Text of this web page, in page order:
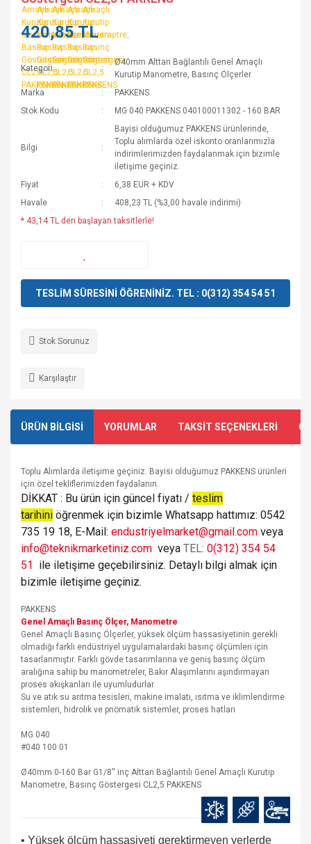
420,85 TL
Kategori
Ø40mm Alttan Bağlantılı Genel Amaçlı
Kurutip Manometre, Basınç Ölçerler
Marka
PAKKENS
Stok Kodu
MG 040 PAKKENS 040100011302 - 160 BAR
Bilgi
Bayisi olduğumuz PAKKENS ürünlerinde,
Toplu alımlarda özel iskonto oranlarımızla
indirimlerimizden faydalanmak için bizimle
iletişime geçiniz.
Fiyat
6,38 EUR + KDV
Havale
408,23 TL (%3,00 havale indirimi)
* 43,14 TL den başlayan taksitlerle!
TESLİM SÜRESİNİ ÖĞRENİNİZ. TEL : 0(312) 354 54 51
Stok Sorunuz
Karşılaştır
ÜRÜN BİLGİSİ YORUMLAR TAKSİT SEÇENEKLERİ
Toplu Alımlarda iletişime geçiniz. Bayisi olduğumuz PAKKENS ürünleri
için özel tekliflerimizden faydalanın.
DİKKAT : Bu ürün için güncel fiyatı / teslim
tarihini öğrenmek için bizimle Whatsapp hattımız: 0542
735 19 18, E-Mail: endustriyelmarket@gmail.com veya
info@teknikmarketiniz.com veya TEL: 0(312) 354 54
51 ile iletişime geçebilirsiniz. Detaylı bilgi almak için
bizimle iletişime geçiniz.
PAKKENS
Genel Amaçlı Basınç Ölçer, Manometre
Genel Amaçlı Basınç Ölçerler, yüksek ölçüm hassasiyetinin gerekli
olmadığı farklı endüstriyel uygulamalardaki basınç ölçümleri için
tasarlanmıştır. Farklı gövde tasarımlarına ve geniş basınç ölçüm
aralığına sahip bu manometreler, Bakır Alaşımlarını aşındırmayan
proses akışkanları ile uyumludurlar
Su ve atık su arıtma tesisleri, makine imalatı, ısıtma ve iklimlendirme
sistemleri, hidrolik ve pnömatik sistemler, proses hatları
MG 040
#040 100 01
Ø40mm 0-160 Bar G1/8'' inç Alttan Bağlantılı Genel Amaçlı Kurutip
Manometre, Basınç Göstergesi CL2,5 PAKKENS
• Yüksek ölçüm hassasiyeti gerektirmeyen yerlerde